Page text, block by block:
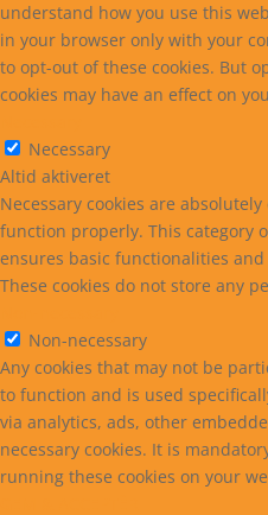
understand how you use this
in your browser only with your
to opt-out of these cookies. But
cookies may have an effect on
Necessary
Altid aktiveret
Necessary cookies are
function properly. This category
ensures basic functionalities
These cookies do not store any
Non-necessary
Any cookies that may not be
to function and is used
via analytics, ads, other
necessary cookies. It is
running these cookies on your